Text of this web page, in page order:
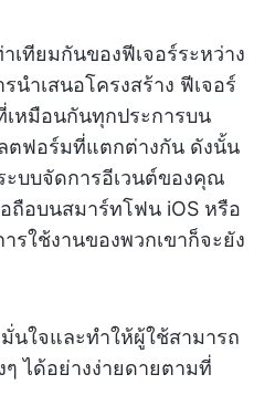
เทียมกันของฟีเจอร์ระหว่าง
ำเสนอโครงสร้าง ฟีเจอร์
หมือนกันทุกประการบน
ตฟอร์มที่แตกต่างกัน ดังนั้น
ะบบจัดการอีเวนต์ของคุณ
ถือบนสมาร์ทโฟน iOS หรือ
รใช้งานของพวกเขาก็จะยัง
นใจและทำให้ผู้ใช้สามารถ
ได้อย่างง่ายดายตามที่